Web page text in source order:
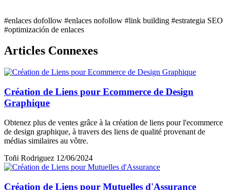
#enlaces dofollow #enlaces nofollow #link building #estrategia SEO
#optimización de enlaces
Articles Connexes
Création de Liens pour Ecommerce de Design
Graphique
Obtenez plus de ventes grâce à la création de liens pour l'ecommerce
de design graphique, à travers des liens de qualité provenant de
médias similaires au vôtre.
Toñi Rodriguez 12/06/2024
Création de Liens pour Mutuelles d'Assurance